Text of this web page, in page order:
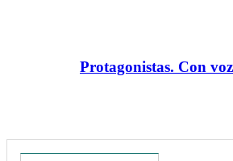
Protagonistas. Con